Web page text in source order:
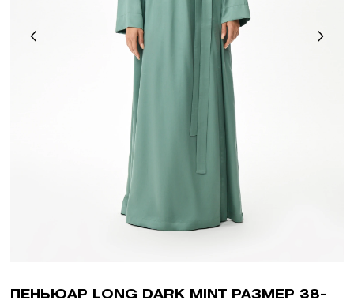
ПЕНЬЮАР LONG DARK MINT РАЗМЕР 38-